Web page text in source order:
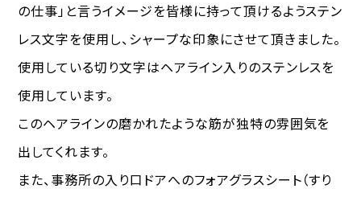
の仕事」と言うイメージを皆様に持って頂けるようステン
レス文字を使用し、シャープな印象にさせて頂きました。
使用している切り文字はヘアライン入りのステンレスを
使用しています。
このヘアラインの磨かれたような筋が独特の雰囲気を
出してくれます。
また、事務所の入り口ドアへのフォアグラスシート（すり